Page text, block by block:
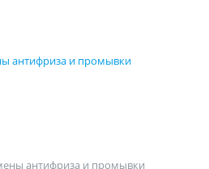
антифриза и промывки